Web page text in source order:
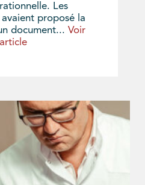
Les
avaient proposé la
document... Voir